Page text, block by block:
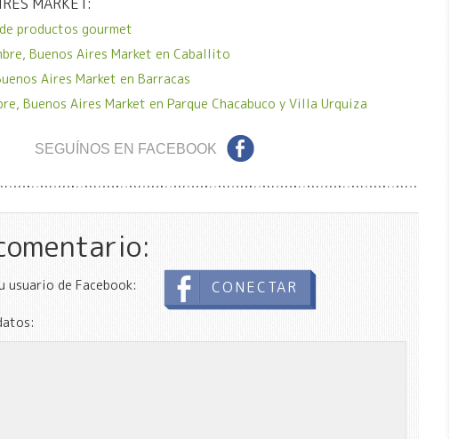
productos gourmet
Buenos Aires Market en Caballito
Aires Market en Barracas
Buenos Aires Market en Parque Chacabuco y Villa Urquiza
SEGUÍNOS EN FACEBOOK
usuario de Facebook: CONECTAR